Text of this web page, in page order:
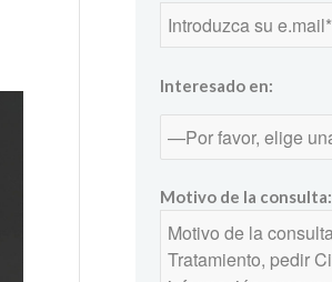
Interesado en:
Motivo de la consulta: